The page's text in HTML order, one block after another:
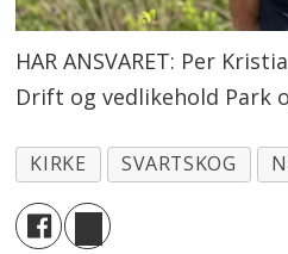
HAR ANSVARET: Per
Drift og vedlikehold Park
KIRKE SVARTSKOG